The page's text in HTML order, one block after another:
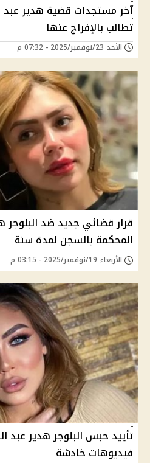
آخر مستجدات قضية هدير عبد
تطالب بالإفراج عنها
الأحد 23/نوفمبر/2025 - 07:32 م
قرار قضائي جديد ضد البلوجر
المحكمة بالسجن لمدة سنة
الأربعاء 19/نوفمبر/2025 - 03:15 م
تأييد حبس البلوجر هدير عبد
فيديوهات خادشة